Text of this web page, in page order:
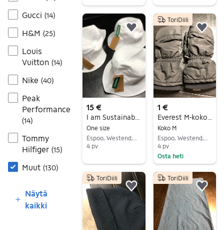
Gucci (14)
H&M (25)
Louis
Vuitton (14)
Nike (40)
Peak
Performance
(14)
Tommy
Hilfiger (15)
Muut (130)
Näytä
kaikki
15 €
One size
4 pv
Lisää suosikiksi.
1 €
Koko M
4 pv
Osta heti
ToriDiili
ToriDiili
Lisää suosikiksi.
ToriDiili